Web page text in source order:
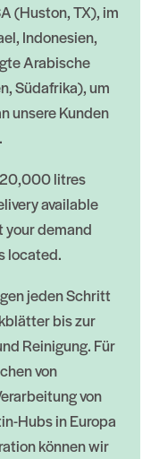
(Huston, TX), im
Indonesien,
Arabische
Südafrika), um
unsere Kunden
litres
available
your demand
located.
jeden Schritt
bis zur
Reinigung. Für
von
von
Hubs in Europa
können wir